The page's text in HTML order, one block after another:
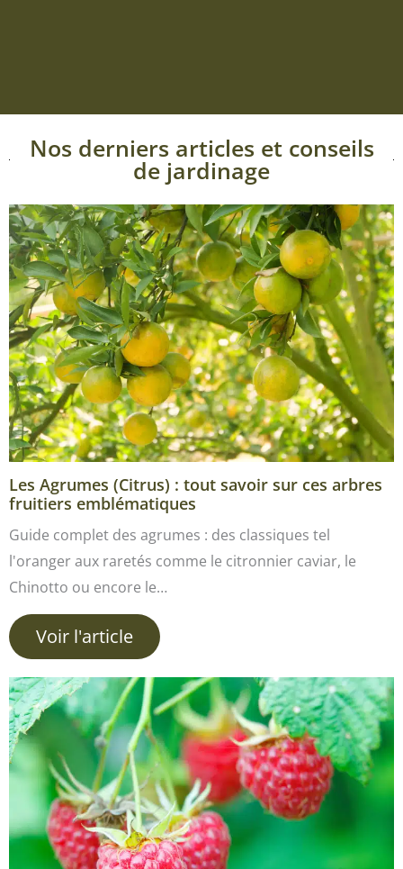
Nos derniers articles et conseils
de jardinage
Les Agrumes (Citrus) : tout savoir sur ces arbres
fruitiers emblématiques
Guide complet des agrumes : des classiques tel
l'oranger aux raretés comme le citronnier caviar, le
Chinotto ou encore le…
Voir l'article